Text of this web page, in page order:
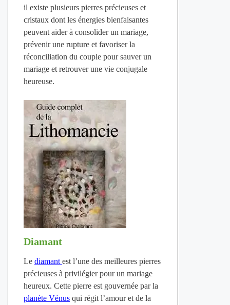
il existe plusieurs pierres précieuses et
cristaux dont les énergies bienfaisantes
peuvent aider à consolider un mariage,
prévenir une rupture et favoriser la
réconciliation du couple pour sauver un
mariage et retrouver une vie conjugale
heureuse.
Diamant
Le diamant est l’une des meilleures pierres
précieuses à privilégier pour un mariage
heureux. Cette pierre est gouvernée par la
planète Vénusqui régit l’amour et de la